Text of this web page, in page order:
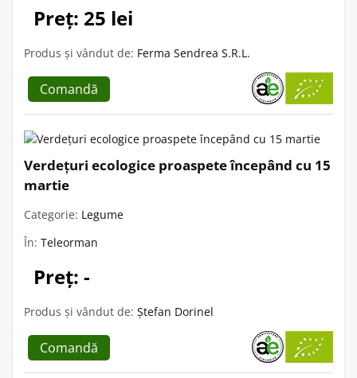
Preț: 25 lei
Produs și vândut de: Ferma Sendrea S.R.L.
Comandă
Verdețuri ecologice proaspete începând cu 15
martie
Categorie: Legume
În: Teleorman
Preț: -
Produs și vândut de: Ștefan Dorinel
Comandă